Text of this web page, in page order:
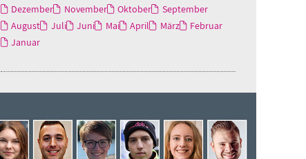
Dezember November Oktober
September
August
Juli Juni Mai April März
Februar
Januar